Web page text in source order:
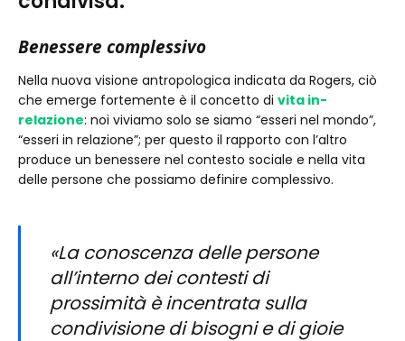
Benessere complessivo
Nella nuova visione antropologica indicata da Rogers, ciò
che emerge fortemente è il concetto di vita in-
relazione: noi viviamo solo se siamo “esseri nel mondo”,
“esseri in relazione”; per questo il rapporto con l’altro
produce un benessere nel contesto sociale e nella vita
delle persone che possiamo definire complessivo.
«La conoscenza delle persone
all’interno dei contesti di
prossimità è incentrata sulla
condivisione di bisogni e di gioie